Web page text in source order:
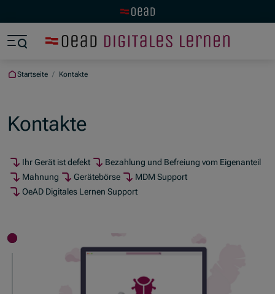
Startseite / Kontakte
Kontakte
Ihr Gerät ist defekt
Bezahlung und Befreiung vom Eigenanteil
Mahnung
Gerätebörse
MDM Support
OeAD Digitales Lernen Support